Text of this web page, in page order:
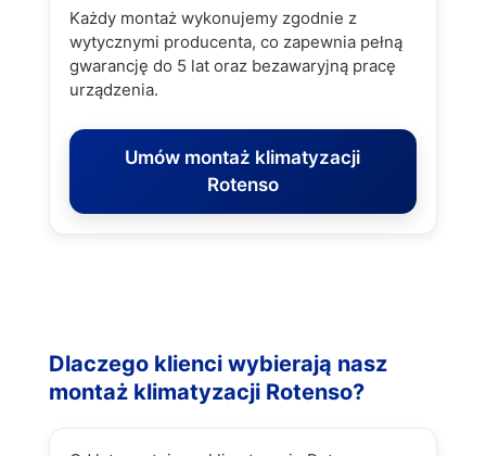
Każdy montaż wykonujemy zgodnie z
wytycznymi producenta, co zapewnia pełną
gwarancję do 5 lat oraz bezawaryjną pracę
urządzenia.
Umów montaż klimatyzacji
Rotenso
Dlaczego klienci wybierają nasz
montaż klimatyzacji Rotenso?